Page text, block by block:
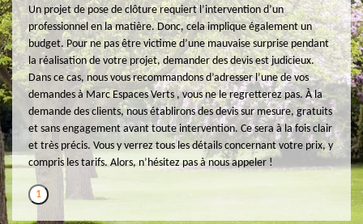
Un projet de pose de clôture requiert l’intervention d’un
professionnel en la matière. Donc, cela implique également un
budget. Pour ne pas être victime d’une mauvaise surprise pendant
la réalisation de votre projet, demander des devis est judicieux.
Dans ce cas, nous vous recommandons d’adresser l’une de vos
demandes à Marc Espaces Verts , vous ne le regretterez pas. À la
demande des clients, nous établirons des devis sur mesure, gratuits
et sans engagement avant toute intervention. Ce sera à la fois clair
et très précis. Vous y verrez tous les détails concernant votre prix, y
compris les tarifs. Alors, n’hésitez pas à nous appeler !
1